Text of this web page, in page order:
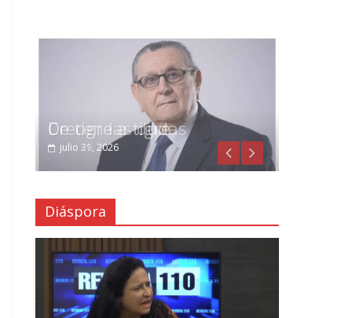
Crecen las dudas
julio 29, 2026
Diáspora